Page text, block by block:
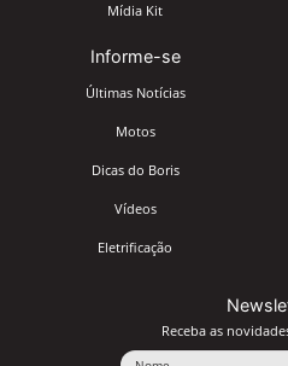
Mídia Kit
Informe-se
Últimas Notícias
Motos
Dicas do Boris
Vídeos
Eletrificação
Receba as